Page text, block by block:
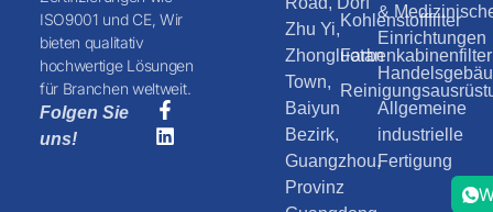
ISO9001 und CE, Wir
bieten qualitativ
hochwertige Lösungen
für Branchen weltweit.
Folgen Sie
uns!
Kohlenstofffilter
Farbenkabinenfilter
&
Einrichtungen
Allgemeine
industrielle
Fertigung
Zhu Yi,
Zhongluotan
Town,
Baiyun
Bezirk,
Guangzhou,
Provinz